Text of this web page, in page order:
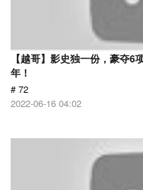
【越哥】影史独一份，豪夺
年！
# 72
2022-06-16 04:02